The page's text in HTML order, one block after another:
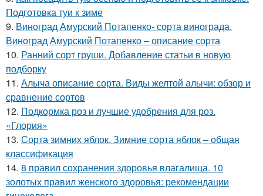
Подготовка туи к зиме
9. Виноград Амурский Потапенко- сорта винограда.
Виноград Амурский Потапенко – описание сорта
10. Ранний сорт груши. Добавление статьи в новую
подборку
11. Алыча описание сорта. Виды желтой алычи: обзор и
сравнение сортов
12. Подкормка роз и лучшие удобрения для роз.
«Глория»
13. Сорта зимних яблок. Зимние сорта яблок – общая
классификация
14. 8 правил сохранения здоровья влагалища. 10
золотых правил женского здоровья: рекомендации